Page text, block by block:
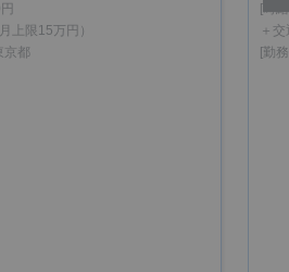
上限15万円）
京都
[時
＋
[勤
Next